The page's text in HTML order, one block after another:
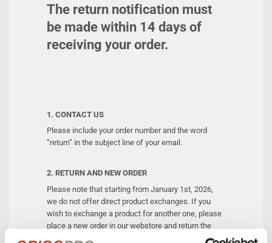
The return notification must
be made within 14 daysof
receiving your order.
1. CONTACT US
Please include your order number and the word
“return” in the subject line of your email.
2. RETURN AND NEW ORDER
Please note that starting from January 1st, 2026,
we do not offer direct product exchanges. If you
wish to exchange a product for another one, please
place a new order in our webstore and return the
original product according to these instructions. You